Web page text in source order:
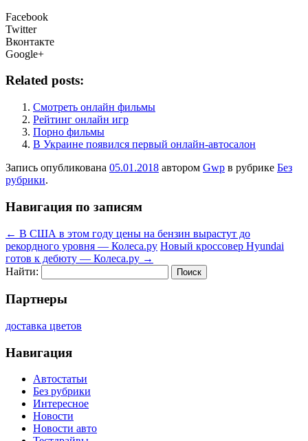
Facebook
Twitter
Вконтакте
Google+
Related posts:
Смотреть онлайн фильмы
Рейтинг онлайн игр
Порно фильмы
В Украине появился первый онлайн-автосалон
Запись опубликована 05.01.2018 автором Gwp в рубрике Без
рубрики.
Навигация по записям
← В США в этом году цены на бензин вырастут до
рекордного уровня — Колеса.ру Новый кроссовер Hyundai
готов к дебюту — Колеса.ру →
Найти:
Партнеры
доставка цветов
Навигация
Автостатьи
Без рубрики
Интересное
Новости
Новости авто